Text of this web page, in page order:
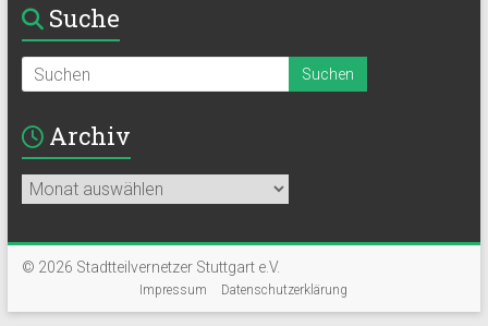
Suche
Archiv
Archiv
© 2026 Stadtteilvernetzer Stuttgart e.V.
Impressum Datenschutzerklärung